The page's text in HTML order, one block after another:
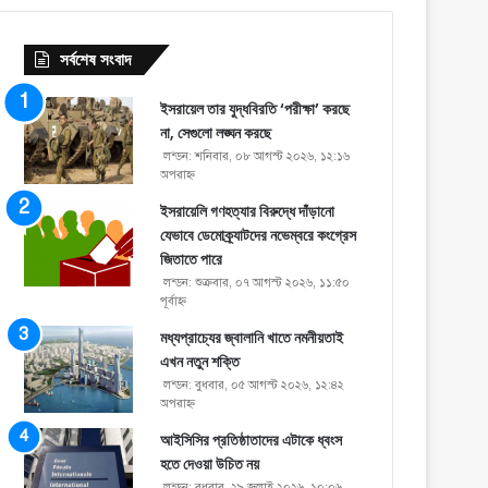
সর্বশেষ সংবাদ
ইসরায়েল তার যুদ্ধবিরতি ‘পরীক্ষা’ করছে
না, সেগুলো লঙ্ঘন করছে
লন্ডন: শনিবার, ০৮ আগস্ট ২০২৬, ১২:১৬
অপরাহ্ণ
ইসরায়েলি গণহত্যার বিরুদ্ধে দাঁড়ানো
যেভাবে ডেমোক্র্যাটদের নভেম্বরে কংগ্রেস
জিতাতে পারে
লন্ডন: শুক্রবার, ০৭ আগস্ট ২০২৬, ১১:৫০
পূর্বাহ্ণ
মধ্যপ্রাচ্যের জ্বালানি খাতে নমনীয়তাই
এখন নতুন শক্তি
লন্ডন: বুধবার, ০৫ আগস্ট ২০২৬, ১২:৪২
অপরাহ্ণ
আইসিসির প্রতিষ্ঠাতাদের এটাকে ধ্বংস
হতে দেওয়া উচিত নয়